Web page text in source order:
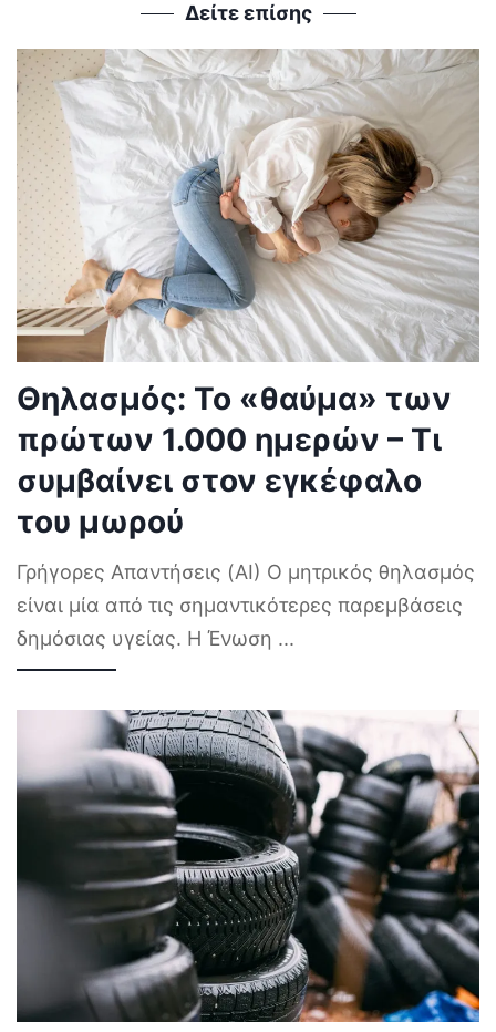
Δείτε επίσης
Θηλασμός: Το «θαύμα» των
πρώτων 1.000 ημερών – Τι
συμβαίνει στον εγκέφαλο
του μωρού
Γρήγορες Απαντήσεις (AI) Ο μητρικός θηλασμός
είναι μία από τις σημαντικότερες παρεμβάσεις
δημόσιας υγείας. Η Ένωση ...